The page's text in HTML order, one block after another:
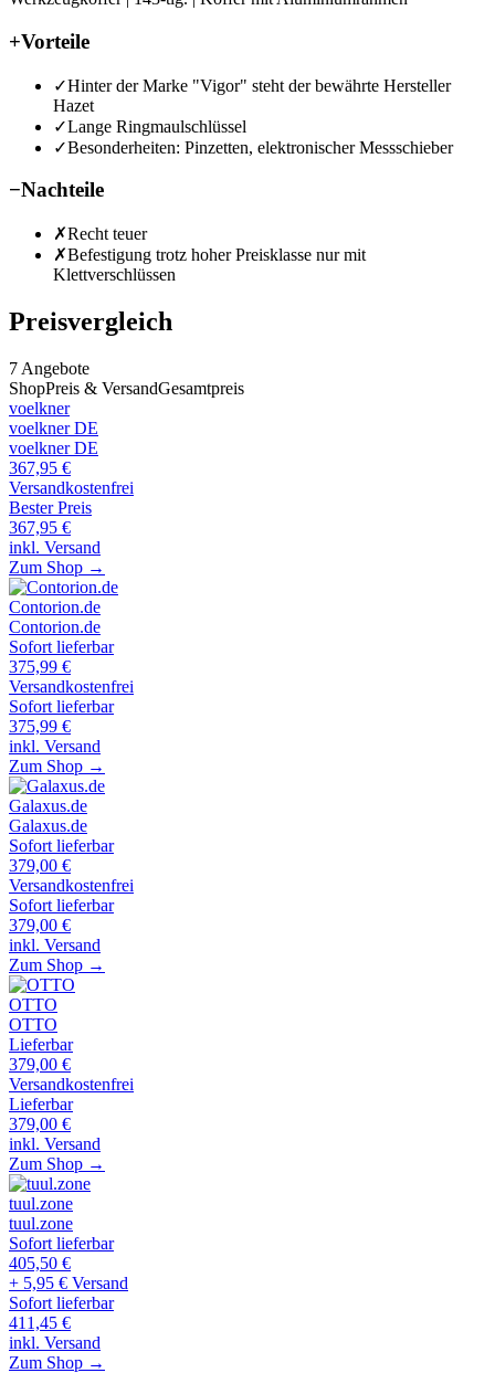
+Vorteile
✓Hinter der Marke "Vigor" steht der bewährte Hersteller
Hazet
✓Lange Ringmaulschlüssel
✓Besonderheiten: Pinzetten, elektronischer Messschieber
−Nachteile
✗Recht teuer
✗Befestigung trotz hoher Preisklasse nur mit
Klettverschlüssen
Preisvergleich
7 Angebote
ShopPreis & VersandGesamtpreis
voelkner
voelkner DE
voelkner DE
367,95 €
Versandkostenfrei
Bester Preis
367,95 €
inkl. Versand
Zum Shop →
Contorion.de
Contorion.de
Sofort lieferbar
375,99 €
Versandkostenfrei
Sofort lieferbar
375,99 €
inkl. Versand
Zum Shop →
Galaxus.de
Galaxus.de
Sofort lieferbar
379,00 €
Versandkostenfrei
Sofort lieferbar
379,00 €
inkl. Versand
Zum Shop →
OTTO
OTTO
Lieferbar
379,00 €
Versandkostenfrei
Lieferbar
379,00 €
inkl. Versand
Zum Shop →
tuul.zone
tuul.zone
Sofort lieferbar
405,50 €
+ 5,95 € Versand
Sofort lieferbar
411,45 €
inkl. Versand
Zum Shop →